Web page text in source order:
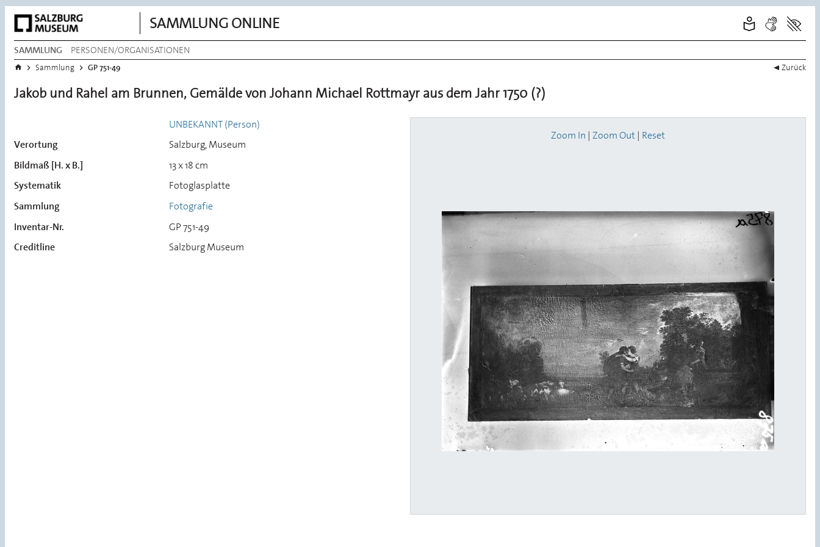
SAMMLUNG ONLINE
SAMMLUNG PERSONEN/ORGANISATIONEN
Zurück
Sie befinden sich hier:
Startseite
>
Sammlung >
GP 751-49
Jakob und Rahel am Brunnen, Gemälde von Johann Michael Rottmayr aus dem Jahr 1750 (?)
Zoom In | Zoom Out| Reset
UNBEKANNT (Person)
Verortung
Salzburg, Museum
Bildmaß [H. x B.]
13 x 18 cm
Systematik
Fotoglasplatte
Sammlung
Fotografie
Inventar-Nr.
GP 751-49
Creditline
Salzburg Museum